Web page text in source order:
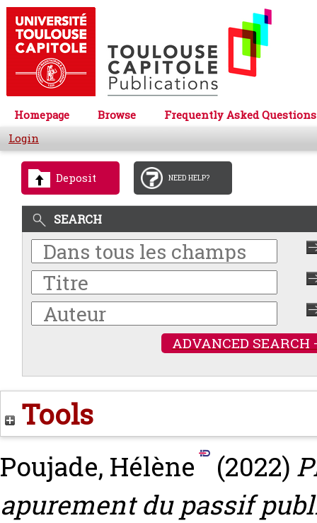
Homepage Browse
Frequently Asked Questions
Login
Deposit NEED HELP?
SEARCH
ADVANCED SEARCH
Tools
Poujade, Hélène (2022)
apurement du passif